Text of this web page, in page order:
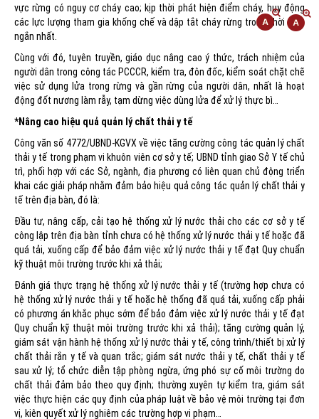
vực rừng có nguy cơ cháy cao; kịp thời phát hiện điểm cháy, huy động
các lực lượng tham gia khống chế và dập tắt cháy rừng trong thời gian
ngắn nhất.
Cùng với đó, tuyên truyền, giáo dục nâng cao ý thức, trách nhiệm của
người dân trong công tác PCCCR, kiểm tra, đôn đốc, kiểm soát chặt chẽ
việc sử dụng lửa trong rừng và gần rừng của người dân, nhất là hoạt
động đốt nương làm rẫy, tạm dừng việc dùng lửa để xử lý thực bì…
*Nâng cao hiệu quả quản lý chất thải y tế
Công văn số 4772/UBND-KGVX về việc tăng cường công tác quản lý chất
thải y tế trong phạm vi khuôn viên cơ sở y tế; UBND tỉnh giao Sở Y tế chủ
trì, phối hợp với các Sở, ngành, địa phương có liên quan chủ động triển
khai các giải pháp nhằm đảm bảo hiệu quả công tác quản lý chất thải y
tế trên địa bàn, đó là:
Đầu tư, nâng cấp, cải tạo hệ thống xử lý nước thải cho các cơ sở y tế
công lập trên địa bàn tỉnh chưa có hệ thống xử lý nước thải y tế hoặc đã
quá tải, xuống cấp để bảo đảm việc xử lý nước thải y tế đạt Quy chuẩn
kỹ thuật môi trường trước khi xả thải;
Đánh giá thực trạng hệ thống xử lý nước thải y tế (trường hợp chưa có
hệ thống xử lý nước thải y tế hoặc hệ thống đã quá tải, xuống cấp phải
có phương án khắc phục sớm để bảo đảm việc xử lý nước thải y tế đạt
Quy chuẩn kỹ thuật môi trường trước khi xả thải); tăng cường quản lý,
giám sát vận hành hệ thống xử lý nước thải y tế, công trình/thiết bị xử lý
chất thải rắn y tế và quan trắc; giám sát nước thải y tế, chất thải y tế
sau xử lý; tổ chức diễn tập phòng ngừa, ứng phó sự cố môi trường do
chất thải đảm bảo theo quy định; thường xuyên tự kiểm tra, giám sát
việc thực hiện các quy định của pháp luật về bảo vệ môi trường tại đơn
vị, kiên quyết xử lý nghiêm các trường hợp vi phạm…